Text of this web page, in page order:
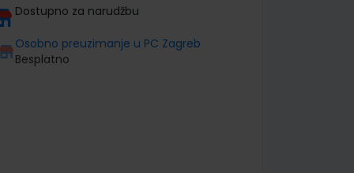
Dostupno za narudžbu
Osobno preuzimanje u PC Zagreb
Besplatno